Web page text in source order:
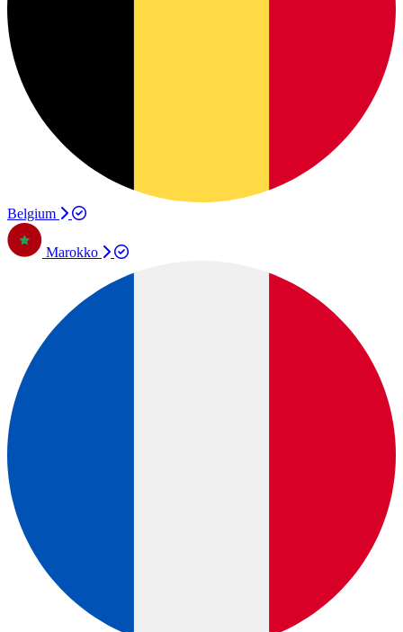
Belgium
Marokko